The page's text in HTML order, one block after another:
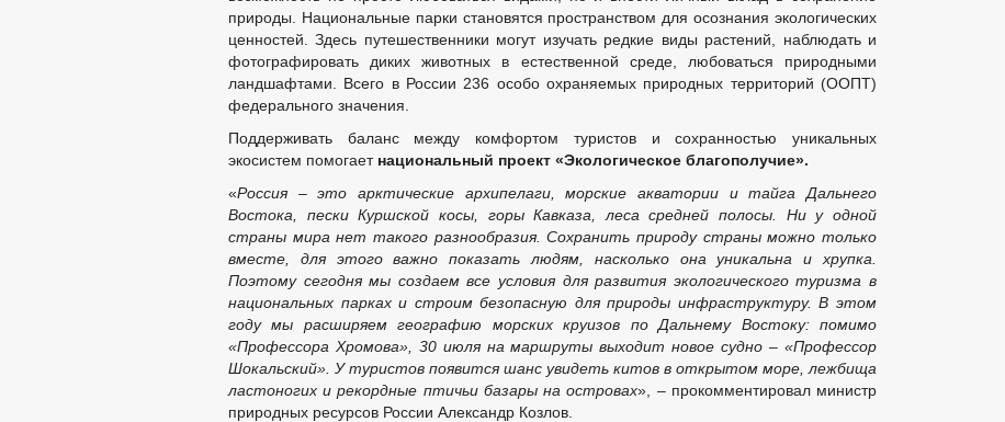
Депутаты
Сведения о доходах депутатов
Структура, полномочия, задачи и функции
Противодействие коррупции
НПА
Иные акты в сфере противодействия коррупции
Антикоррупционная экспертиза
Методические материалы
Формы документов, связанных с противодействием коррупции, для заполнения
Сведения о доходах, расходах, об имуществе и обязательствах имущественного характера
Комиссия по соблюдению требований к служебному поведению и урегулированию конфликта интересов
Обратная связь для сообщений о фактах коррупции
_
Правовые акты
Устав
Решения
Порядок обжалования НПА
Распоряжения администрации
Постановления администрации
Федеральные законы
Бюджет
природы. Национальные парки становятся пространством для осознания экологических
ценностей. Здесь путешественники могут изучать редкие виды растений, наблюдать и
фотографировать диких животных в естественной среде, любоваться природными
ландшафтами. Всего в России 236 особо охраняемых природных территорий (ООПТ)
федерального значения.
Поддерживать баланс между комфортом туристов и сохранностью уникальных
экосистем помогает национальный проект «Экологическое благополучие».
«Россия – это арктические архипелаги, морские акватории и тайга Дальнего
Востока, пески Куршской косы, горы Кавказа, леса средней полосы. Ни у одной
страны мира нет такого разнообразия. Сохранить природу страны можно только
вместе, для этого важно показать людям, насколько она уникальна и хрупка.
Поэтому сегодня мы создаем все условия для развития экологического туризма в
национальных парках и строим безопасную для природы инфраструктуру. В этом
году мы расширяем географию морских круизов по Дальнему Востоку: помимо
«Профессора Хромова», 30 июля на маршруты выходит новое судно – «Профессор
Шокальский». У туристов появится шанс увидеть китов в открытом море, лежбища
ластоногих и рекордные птичьи базары на островах», – прокомментировал министр
природных ресурсов России Александр Козлов.